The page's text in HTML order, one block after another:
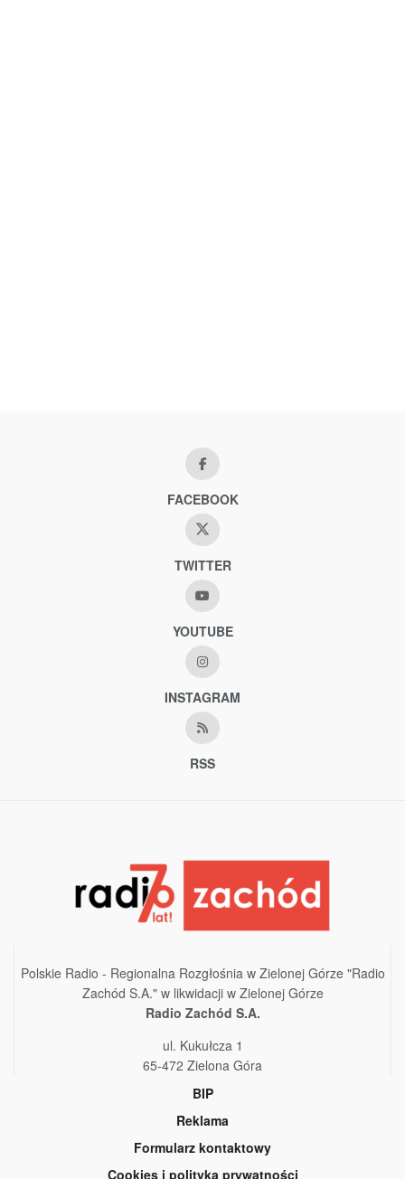
FACEBOOK
TWITTER
YOUTUBE
INSTAGRAM
RSS
Polskie Radio - Regionalna Rozgłośnia w Zielonej Górze "Radio
Zachód S.A." w likwidacji w Zielonej Górze
Radio Zachód S.A.
ul. Kukułcza 1
65-472 Zielona Góra
BIP
Reklama
Formularz kontaktowy
Cookies i polityka prywatności